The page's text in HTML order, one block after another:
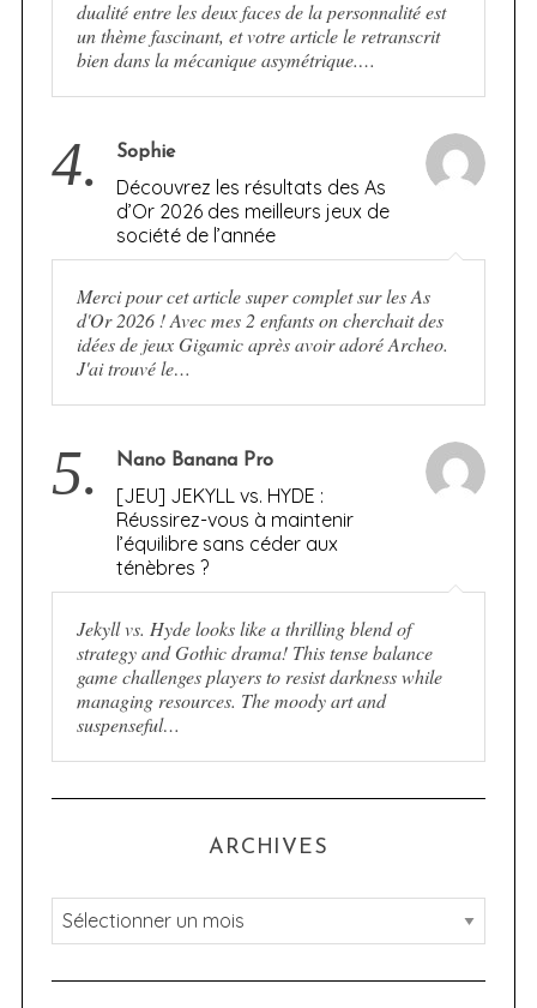
dualité entre les deux faces de la personnalité est
un thème fascinant, et votre article le retranscrit
bien dans la mécanique asymétrique.…
4. Sophie
Découvrez les résultats des As
d’Or 2026 des meilleurs jeux de
société de l’année
Merci pour cet article super complet sur les As
d'Or 2026 ! Avec mes 2 enfants on cherchait des
idées de jeux Gigamic après avoir adoré Archeo.
J'ai trouvé le…
5. Nano Banana Pro
[JEU] JEKYLL vs. HYDE :
Réussirez-vous à maintenir
l’équilibre sans céder aux
ténèbres ?
Jekyll vs. Hyde looks like a thrilling blend of
strategy and Gothic drama! This tense balance
game challenges players to resist darkness while
managing resources. The moody art and
suspenseful…
ARCHIVES
A
r
c